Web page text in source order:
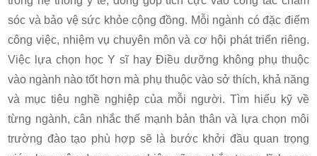
sóc và bảo vệ sức khỏe cộng đồng. Mỗi ngành có đặc điểm
công việc, nhiệm vụ chuyên môn và cơ hội phát triển riêng.
Việc lựa chọn học Y sĩ hay Điều dưỡng không phụ thuộc
vào ngành nào tốt hơn mà phụ thuộc vào sở thích, khả năng
và mục tiêu nghề nghiệp của mỗi người. Tìm hiểu kỹ về
từng ngành, cân nhắc thế mạnh bản thân và lựa chọn môi
trường đào tạo phù hợp sẽ là bước khởi đầu quan trọng